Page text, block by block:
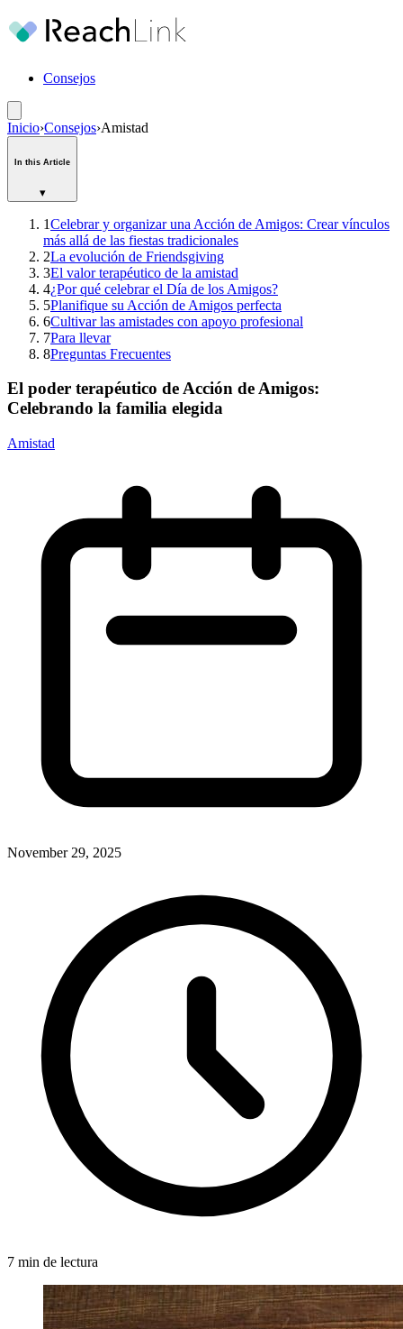
Consejos
Inicio›Consejos›Amistad
In this Article
▾
1Celebrar y organizar una Acción de Amigos: Crear vínculos
más allá de las fiestas tradicionales
2La evolución de Friendsgiving
3El valor terapéutico de la amistad
4¿Por qué celebrar el Día de los Amigos?
5Planifique su Acción de Amigos perfecta
6Cultivar las amistades con apoyo profesional
7Para llevar
8Preguntas Frecuentes
El poder terapéutico de Acción de Amigos:
Celebrando la familia elegida
Amistad
November 29, 2025
7 min de lectura